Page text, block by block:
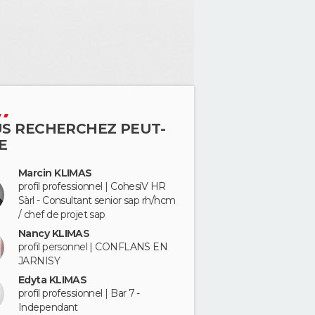
RECHERCHEZ PEUT-
Marcin KLIMAS
profil professionnel | CohesiV HR
Sàrl - Consultant senior sap rh/hcm
/ chef de projet sap
Nancy KLIMAS
profil personnel | CONFLANS EN
JARNISY
Edyta KLIMAS
profil professionnel | Bar 7 -
Independant